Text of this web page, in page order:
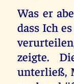
Was er
dass Ich
zeigte.
unterließ,